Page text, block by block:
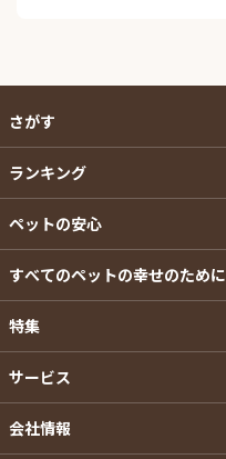
さがす
ランキング
ペットの安心
すべてのペットの幸せのために
特集
サービス
会社情報